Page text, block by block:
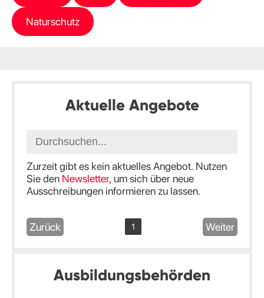
Naturschutz
Aktuelle Angebote
Zurzeit gibt es kein aktuelles Angebot. Nutzen
Sie den Newsletter, um sich über neue
Ausschreibungen informieren zu lassen.
Zurück 1 Weiter
Ausbildungsbehörden